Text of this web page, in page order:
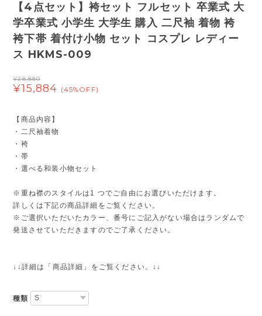
【4点セット】袴セット フルセット 卒業式 大
学卒業式 小学生 大学生 購入 二尺袖 着物 袴
袴下帯 着付け小物 セット コスプレ レディー
ス HKMS-009
¥28,880
¥15,884 (45%OFF)
【商品内容】
・二尺袖着物
・袴
・帯
・選べる和装小物セット
※重ね襟のスタイルは1 つでご自由にお選びいただけます。
詳しくは下記の商品詳細をご覧ください。
※ご選択いただいたカラー、番号にご記入がない場合はランダムで
発送させていただきますのでご了承ください。
↓↓詳細は「商品詳細」をご覧ください。↓↓
種類